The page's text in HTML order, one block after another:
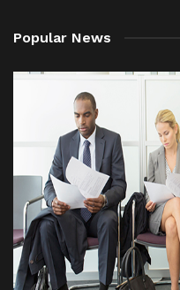
Popular News